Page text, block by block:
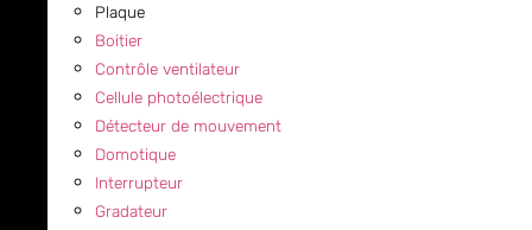
Plaque
Boitier
Contrôle ventilateur
Cellule photoélectrique
Détecteur de mouvement
Domotique
Interrupteur
Gradateur